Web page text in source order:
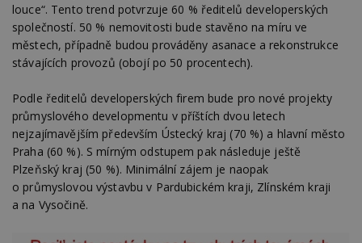
louce“. Tento trend potvrzuje 60 % ředitelů developerských
společností. 50 % nemovitosti bude stavěno na míru ve
městech, případně budou prováděny asanace a rekonstrukce
stávajících provozů (obojí po 50 procentech).
Podle ředitelů developerských firem bude pro nové projekty
průmyslového developmentu v příštích dvou letech
nejzajímavějším především Ústecký kraj (70 %) a hlavní město
Praha (60 %). S mírným odstupem pak následuje ještě
Plzeňský kraj (50 %). Minimální zájem je naopak
o průmyslovou výstavbu v Pardubickém kraji, Zlínském kraji
a na Vysočině.